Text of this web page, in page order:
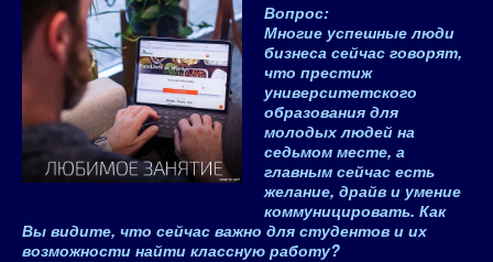
Вопрос:
Многие успешные люди
бизнеса сейчас говорят,
что престиж
университетского
образования для
молодых людей на
седьмом месте, а
главным сейчас есть
желание, драйв и умение
коммуницировать. Как
Вы видите, что сейчас важно для студентов и их
возможности найти классную работу?